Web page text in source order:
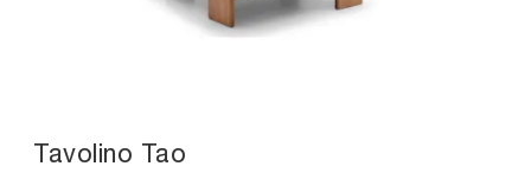
Tavolino Tao